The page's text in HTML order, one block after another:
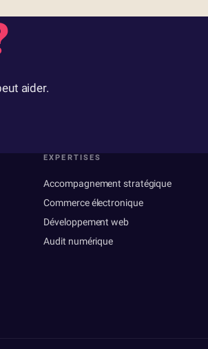
aider.
EXPERTISES
Accompagnement stratégique
Commerce électronique
Développement web
Audit numérique